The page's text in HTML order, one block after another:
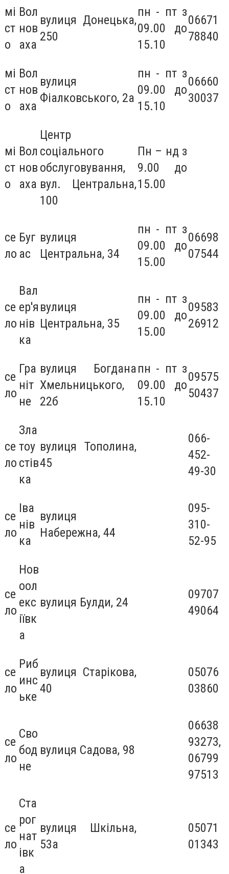
мі
ст
о
Вол
нов
аха
вулиця Донецька,
250
пн - пт з
09.00 до
15.10
06671
78840
мі
ст
о
Вол
нов
аха
вулиця
Фіалковського, 2а
пн - пт з
09.00 до
15.10
06660
30037
мі
ст
о
Вол
нов
аха
Центр
соціального
обслуговування,
вул. Центральна,
100
Пн – нд з
9.00 до
15.00
се
ло
Буг
ас
вулиця
Центральна, 34
пн - пт з
09.00 до
15.00
06698
07544
се
ло
Вал
ер'я
нів
ка
вулиця
Центральна, 35
пн - пт з
09.00 до
15.00
09583
26912
се
ло
Гра
ніт
не
вулиця Богдана
Хмельницького,
22б
пн - пт з
09.00 до
15.10
09575
50437
се
ло
Зла
тоу
стів
ка
вулиця Тополина,
45
066-
452-
49-30
се
ло
Іва
нів
ка
вулиця
Набережна, 44
095-
310-
52-95
се
ло
Нов
оол
екс
іївк
а
вулиця Булди, 24
09707
49064
се
ло
Риб
инс
ьке
вулиця Старікова,
40
05076
03860
се
ло
Сво
бод
не
вулиця Садова, 98
06638
93273,
06799
97513
се
ло
Ста
рог
нат
івк
а
вулиця Шкільна,
53а
05071
01343